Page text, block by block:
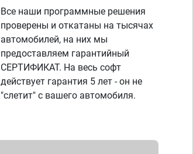
Все наши программные решения
проверены и откатаны на тысячах
автомобилей, на них мы
предоставляем гарантийный
СЕРТИФИКАТ. На весь софт
действует гарантия 5 лет - он не
"слетит" с вашего автомобиля.